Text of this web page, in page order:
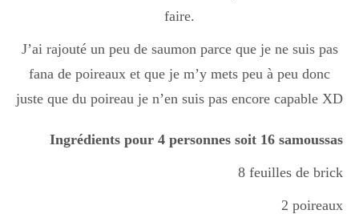
Entrée
plats
Dessert
faire.
J’ai rajouté un peu de saumon parce que je ne suis pas
fana de poireaux et que je m’y mets peu à peu donc
juste que du poireau je n’en suis pas encore capable XD
Ingrédients pour 4 personnes soit 16 samoussas
8 feuilles de brick
2 poireaux